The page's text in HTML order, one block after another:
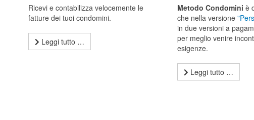
Ricevi e contabilizza velocemente le
fatture dei tuoi condomini.
Leggi tutto …
Metodo Condomini è
che nella versione
in due versioni a
per meglio venire
esigenze.
Leggi tutto …